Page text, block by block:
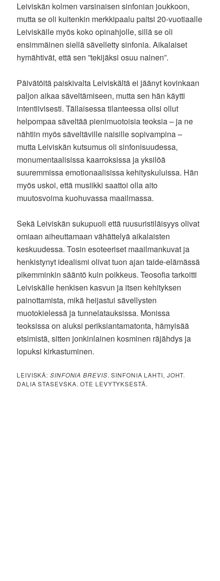
Leiviskän kolmen varsinaisen sinfonian joukkoon,
mutta se oli kuitenkin merkkipaalu paitsi 20-vuotiaalle
Leiviskälle myös koko opinahjolle, sillä se oli
ensimmäinen siellä sävelletty sinfonia. Aikalaiset
hymähtivät, että sen ”tekijäksi osuu nainen”.
Päivätöitä paiskivalta Leiviskältä ei jäänyt kovinkaan
paljon aikaa säveltämiseen, mutta sen hän käytti
intentiivisesti. Tällaisessa tilanteessa olisi ollut
helpompaa säveltää pienimuotoisia teoksia – ja ne
nähtiin myös säveltäville naisille sopivampina –
mutta Leiviskän kutsumus oli sinfonisuudessa,
monumentaalisissa kaarroksissa ja yksilöä
suuremmissa emotionaalisissa kehityskuluissa. Hän
myös uskoi, että musiikki saattoi olla aito
muutosvoima kuohuvassa maailmassa.
Sekä Leiviskän sukupuoli että ruusuristiläisyys olivat
omiaan aiheuttamaan vähättelyä aikalaisten
keskuudessa. Tosin esoteeriset maailmankuvat ja
henkistynyt idealismi olivat tuon ajan taide-elämässä
pikemminkin sääntö kuin poikkeus. Teosofia tarkoitti
Leiviskälle henkisen kasvun ja itsen kehityksen
painottamista, mikä heijastui sävellysten
muotokielessä ja tunnelatauksissa. Monissa
teoksissa on aluksi periksiantamatonta, hämyisää
etsimistä, sitten jonkinlainen kosminen räjähdys ja
lopuksi kirkastuminen.
LEIVISKÄ:SINFONIA BREVIS. SINFONIA LAHTI, JOHT.
DALIA STASEVSKA. OTE LEVYTYKSESTÄ.